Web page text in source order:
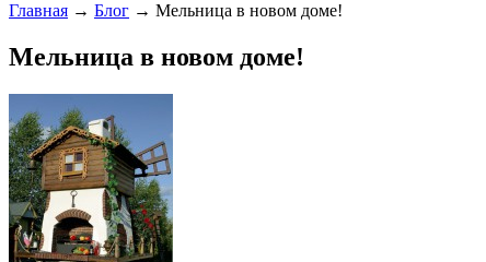
Главная → Блог → Мельница в новом доме!
Мельница в новом доме!